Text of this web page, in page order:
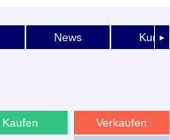
►
News
Verkaufen
Kaufen